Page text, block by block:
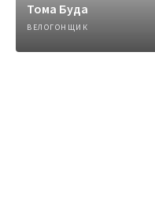
Тома Буда
ВЕЛОГОНЩИК